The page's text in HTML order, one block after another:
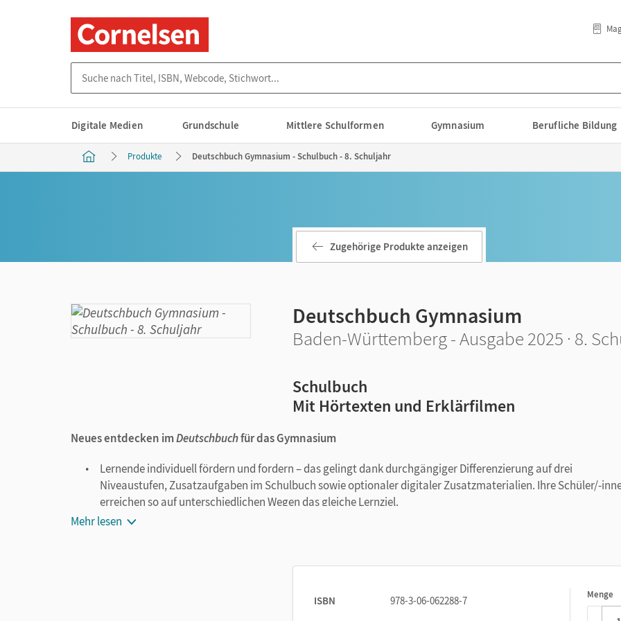
Digitale Medien Grundschule Mittlere Schulformen Gymnasium Berufliche Bildung
Produkte Deutschbuch Gymnasium - Schulbuch - 8. Schuljahr
Zugehörige Produkte anzeigen
Deutschbuch Gymnasium
Baden-Württemberg - Ausgabe 2025 · 8.
Schulbuch
Mit Hörtexten und Erklärfilmen
Neues entdecken imDeutschbuchfür das Gymnasium
Lernende individuell fördern und fordern – das gelingt dank durchgängiger Differenzierung auf drei
Niveaustufen, Zusatzaufgaben im Schulbuch sowie optionaler digitaler Zusatzmaterialien. Ihre Schüler/-
erreichen so auf unterschiedlichen Wegen das gleiche Lernziel.
Extraseiten zum Sprachtraining sind dort eingebunden, wo im Lese- und Schreibprozess sprachliche
Rechtschreibung wird strategiegeleitet vermittelt. So bekommen die Lernenden die vielfältigen Phänomene
Mehr lesen
ISBN
978-3-06-062288-7
Menge
1